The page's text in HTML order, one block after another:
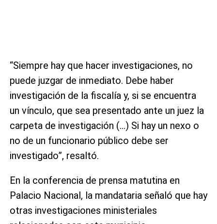
“Siempre hay que hacer investigaciones, no
puede juzgar de inmediato. Debe haber
investigación de la fiscalía y, si se encuentra
un vínculo, que sea presentado ante un juez la
carpeta de investigación (…) Si hay un nexo o
no de un funcionario público debe ser
investigado”, resaltó.
En la conferencia de prensa matutina en
Palacio Nacional, la mandataria señaló que hay
otras investigaciones ministeriales